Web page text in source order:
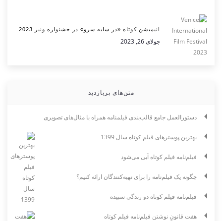
انیمیشن کوتاه «در سایه سرو» در جشنواره ونیز 2023
جولای 26, 2023
متن‌های پربازدید
دستورالعمل جامع قالب‌بندی فیلمنامه همراه با مثال‌های تصویری
بهترین پوسترهای فیلم کوتاه سال 1399
فیلم‌نامه فیلم کوتاه آبی می‌شود
چگونه یک فیلم‌نامه را برای تهیه‌کنندگان ارائه کنیم؟
فیلم‌نامه فیلم کوتاه دو زندگی سپیده
هفت قانونِ نوشتن فیلم‌نامه فیلم کوتاه